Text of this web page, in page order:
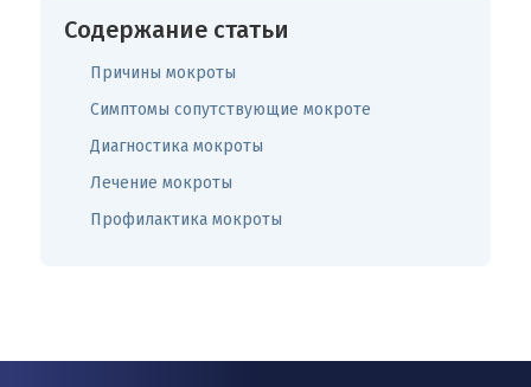
Содержание статьи
Причины мокроты
Симптомы сопутствующие мокроте
Диагностика мокроты
Лечение мокроты
Профилактика мокроты